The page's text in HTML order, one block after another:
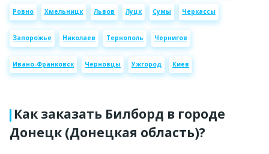
Ровно Хмельницк Львов Луцк Сумы Черкассы
Запорожье Николаев Тернополь Чернигов
Ивано-Франковск Черновцы Ужгород Киев
Как заказать Билборд в городе
Донецк (Донецкая область)?